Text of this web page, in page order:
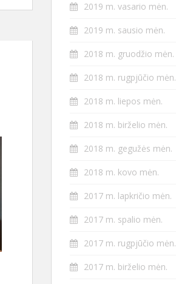
2019 m. vasario mėn.
2019 m. sausio mėn.
2018 m. gruodžio mėn.
2018 m. rugpjūčio mėn.
2018 m. liepos mėn.
2018 m. birželio mėn.
2018 m. gegužės mėn.
2018 m. kovo mėn.
2017 m. lapkričio mėn.
2017 m. spalio mėn.
2017 m. rugpjūčio mėn.
2017 m. birželio mėn.